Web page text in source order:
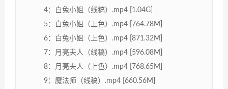
4：白兔小姐（线稿）.mp4 [1.04G]
5：白兔小姐（上色）.mp4 [764.78M]
6：白兔小姐（上色）.mp4 [871.32M]
7：月亮夫人（线稿）.mp4 [596.08M]
8：月亮夫人（上色）.mp4 [768.65M]
9：魔法师（线稿）.mp4 [660.56M]